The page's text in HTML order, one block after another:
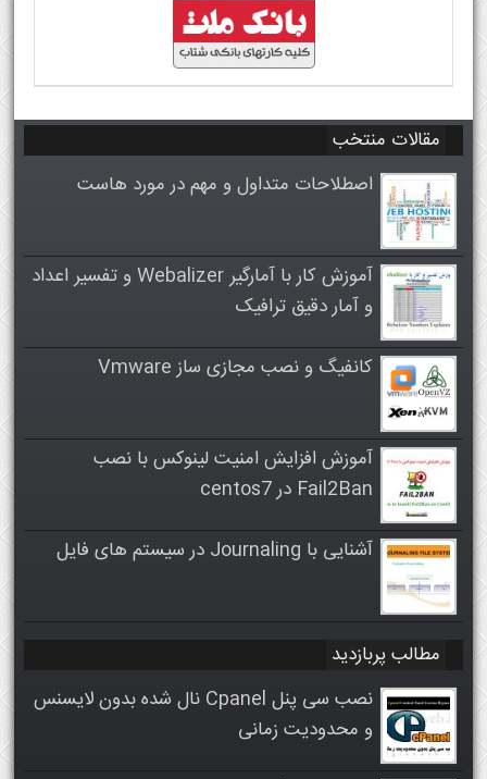
مقالات منتخب
اصطلاحات متداول و مهم در مورد هاست
آموزش کار با آمارگیر Webalizer و تفسیر اعداد
و آمار دقیق ترافیک
کانفیگ و نصب مجازی ساز Vmware
آموزش افزایش امنیت لینوکس با نصب
Fail2Ban در centos7
آشنایی با Journaling در سیستم های فایل
مطالب پربازدید
نصب سی پنل Cpanel نال شده بدون لایسنس
و محدودیت زمانی